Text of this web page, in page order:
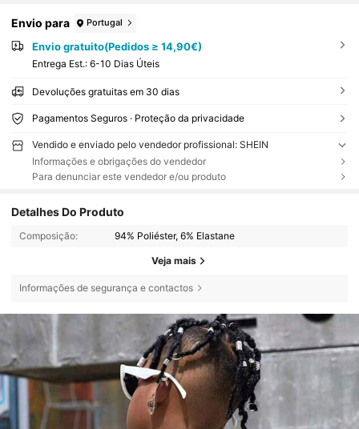
Envio para Portugal
Envio gratuito(Pedidos ≥ 14,90€)
Entrega Est.: 6-10 Dias Úteis
Devoluções gratuitas em 30 dias
Pagamentos Seguros · Proteção da privacidade
Vendido e enviado pelo vendedor profissional: SHEIN
Informações e obrigações do vendedor
Para denunciar este vendedor e/ou produto
Detalhes Do Produto
Composição: 94% Poliéster, 6% Elastane
Veja mais
Informações de segurança e contactos